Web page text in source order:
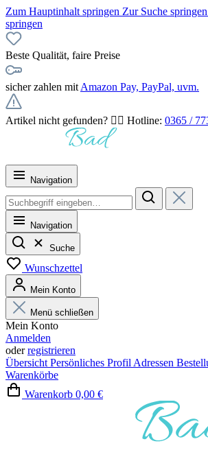
Zum Hauptinhalt springen Zur Suche springen
springen
Beste Qualität, faire Preise
sicher zahlen mit Amazon Pay, PayPal, uvm.
Artikel nicht gefunden? 👉🏻 Hotline: 0365 /
Navigation
Navigation
Suche
Wunschzettel
Mein Konto
Menü schließen
Mein Konto
Anmelden
oderregistrieren
Übersicht Persönliches Profil Adressen
Warenkörbe
Warenkorb 0,00 €